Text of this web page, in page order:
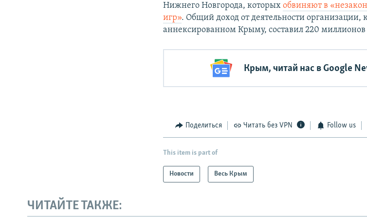
Нижнего Новгорода, которыхобвиняют в
игр». Общий доход от деятельности организации,
аннексированном Крыму, составил 220 миллионов
Крым, читай нас в Google
Поделиться Читать без VPN Follow us
This item is part of
Новости Весь Крым
ЧИТАЙТЕ ТАКЖЕ: